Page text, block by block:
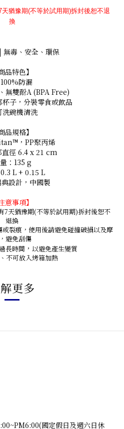
天猶豫期(不等於試用期)拆封後恕不退
換
無毒、安全、環保
品特色】
防漏
無雙酚A (BPA Free)
子，分裝零食或飲品
洗碗機清洗
品規格】
™， PP聚丙烯
徑 6.4 x 21 cm
： 135 g
0.3 L + 0.15 L
設計，中國製
意事項】
7天猶豫期(不等於試用期)拆封後恕不
退換
裂痕，使用後請避免碰撞破損以及摩
避免刮傷
長時間 ， 以避免產生變質
不可放入烤箱加熱
更多
國定假日及週六日休